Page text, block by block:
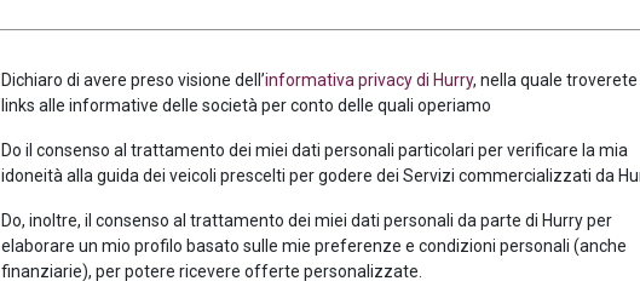
Dichiaro di avere preso visione dell’informativa privacy di Hurry, nella quale troverete
links alle informative delle società per conto delle quali operiamo
Do il consenso al trattamento dei miei dati personali particolari per verificare la mia
idoneità alla guida dei veicoli prescelti per godere dei Servizi commercializzati da
Do, inoltre, il consenso al trattamento dei miei dati personali da parte di Hurry per
elaborare un mio profilo basato sulle mie preferenze e condizioni personali (anche
finanziarie), per potere ricevere offerte personalizzate.